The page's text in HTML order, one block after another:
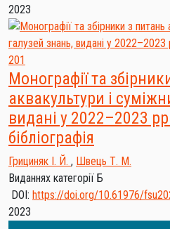
2023
201
Монографії та
аквакультури і
видані у 2022–2023
бібліографія
Грициняк І. Й. , Швець Т. М.
Виданнях категорії Б
DOI: https://doi.org/10.61976/
2023